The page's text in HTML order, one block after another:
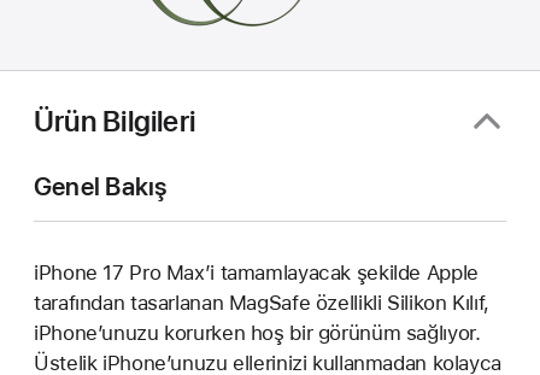
Ürün Bilgileri
Genel Bakış
iPhone 17 Pro Max’i tamamlayacak şekilde Apple
tarafından tasarlanan MagSafe özellikli Silikon Kılıf,
iPhone’unuzu korurken hoş bir görünüm sağlıyor.
Üstelik iPhone’unuzu ellerinizi kullanmadan kolayca